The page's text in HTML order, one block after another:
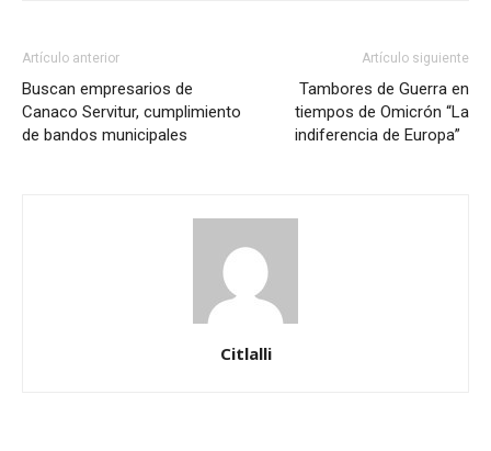
Artículo anterior
Buscan empresarios de
Canaco Servitur, cumplimiento
de bandos municipales
Artículo siguiente
Tambores de Guerra en
tiempos de Omicrón “La
indiferencia de Europa”
Citlalli